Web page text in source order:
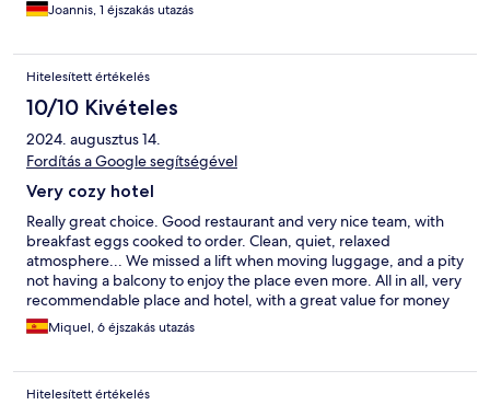
Joannis, 1 éjszakás utazás
Hitelesített értékelés
10/10 Kivételes
2024. augusztus 14.
Fordítás a Google segítségével
Very cozy hotel
Really great choice. Good restaurant and very nice team, with
breakfast eggs cooked to order. Clean, quiet, relaxed
atmosphere... We missed a lift when moving luggage, and a pity
not having a balcony to enjoy the place even more. All in all, very
recommendable place and hotel, with a great value for money
ratio.Miquel, 6 éjszakás utazás
Hitelesített értékelés